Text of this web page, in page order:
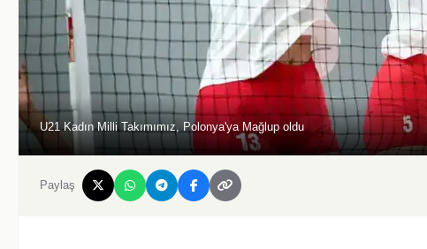
U21 Kadın Milli Takımımız, Polonya'ya Mağlup oldu
Paylaş